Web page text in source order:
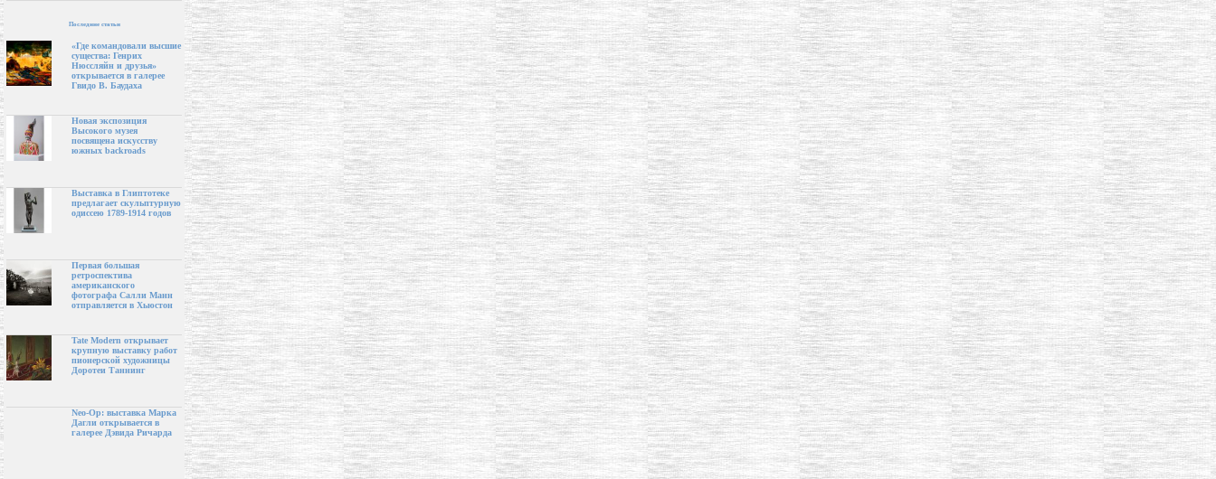
Последние статьи
«Где командовали высшие
существа: Генрих
Нюссляйн и друзья»
открывается в галерее
Гвидо В. Баудаха
Новая экспозиция
Высокого музея
посвящена искусству
южных backroads
Выставка в Глиптотеке
предлагает скульптурную
одиссею 1789-1914 годов
Первая большая
ретроспектива
американского
фотографа Салли Манн
отправляется в Хьюстон
Tate Modern открывает
крупную выставку работ
пионерской художницы
Доротеи Таннинг
Neo-Op: выставка Марка
Дагли открывается в
галерее Дэвида Ричарда